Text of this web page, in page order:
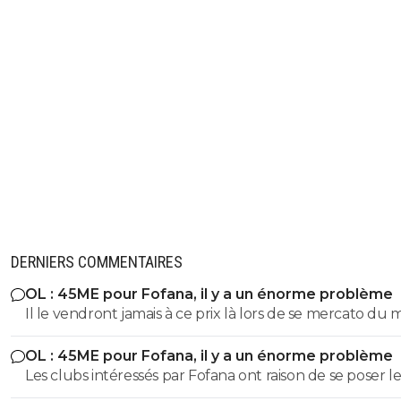
DERNIERS COMMENTAIRES
OL : 45ME pour Fofana, il y a un énorme problème
Il le vendront jamais à ce prix là lors de se mercato du
OL : 45ME pour Fofana, il y a un énorme problème
Les clubs intéressés par Fofana ont raison de se poser
bonnes questions à son sujet sur sa longue blessure. Il